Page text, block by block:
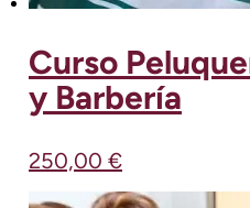
Curso
y Barbería
250,00 €